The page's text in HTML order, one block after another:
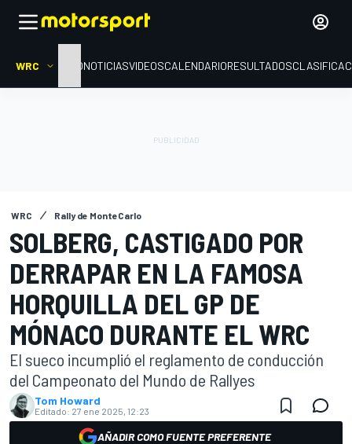
WRC INICIONOTICIASVIDEOSCALENDARIORESULTADOS
WRC Rally de MonteCarlo
SOLBERG, CASTIGADO POR
DERRAPAR EN LA FAMOSA
HORQUILLA DEL GP DE
MÓNACO DURANTE EL WRC
El sueco incumplió el reglamento de conducción
del Campeonato del Mundo de Rallyes
Tom Howard
Editado: 27 ene 2025, 12:23
AÑADIR COMO FUENTE PREFERENTE